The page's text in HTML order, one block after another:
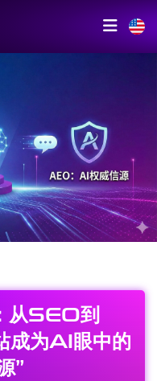
从SEO到
成为AI眼中的
”